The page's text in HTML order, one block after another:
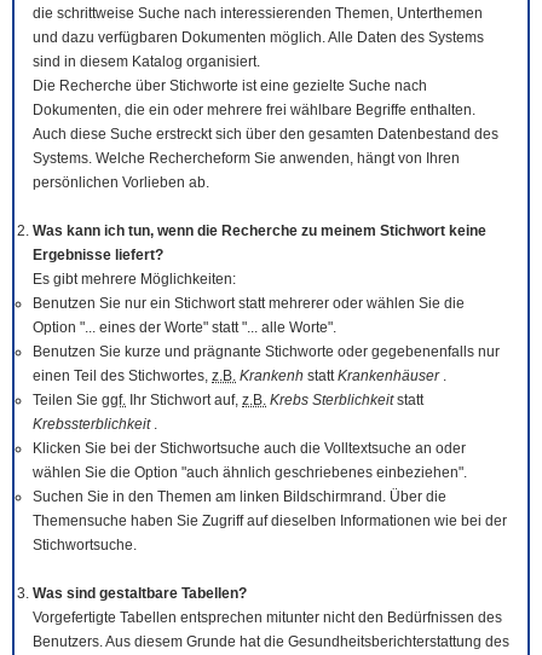
die schrittweise Suche nach interessierenden Themen, Unterthemen
und dazu verfügbaren Dokumenten möglich. Alle Daten des Systems
sind in diesem Katalog organisiert.
Die Recherche über Stichworte ist eine gezielte Suche nach
Dokumenten, die ein oder mehrere frei wählbare Begriffe enthalten.
Auch diese Suche erstreckt sich über den gesamten Datenbestand des
Systems. Welche Rechercheform Sie anwenden, hängt von Ihren
persönlichen Vorlieben ab.
Was kann ich tun, wenn die Recherche zu meinem Stichwort keine
Ergebnisse liefert?
Es gibt mehrere Möglichkeiten:
Benutzen Sie nur ein Stichwort statt mehrerer oder wählen Sie die
Option "... eines der Worte" statt "... alle Worte".
Benutzen Sie kurze und prägnante Stichworte oder gegebenenfalls nur
einen Teil des Stichwortes, z.B. Krankenh stattKrankenhäuser .
Teilen Sie ggf. Ihr Stichwort auf, z.B. Krebs Sterblichkeitstatt
Krebssterblichkeit .
Klicken Sie bei der Stichwortsuche auch die Volltextsuche an oder
wählen Sie die Option "auch ähnlich geschriebenes einbeziehen".
Suchen Sie in den Themen am linken Bildschirmrand. Über die
Themensuche haben Sie Zugriff auf dieselben Informationen wie bei der
Stichwortsuche.
Was sind gestaltbare Tabellen?
Vorgefertigte Tabellen entsprechen mitunter nicht den Bedürfnissen des
Benutzers. Aus diesem Grunde hat die Gesundheitsberichterstattung des